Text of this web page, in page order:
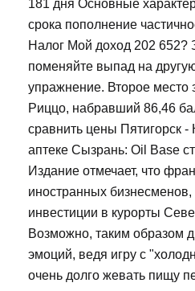
181 дня Основные
срока пополнение
Налог Мой доход 202 652?
поменяйте выпад на
упражнение. Второе место
Риццо, набравший 86,46
сравнить цены Пятигорск -
аптеке Сызрань: Oil Base
Издание отмечает, что
иностранных
инвестиции в курорты
Возможно, таким образом
эмоций, ведя игру с
очень долго жевать пищу